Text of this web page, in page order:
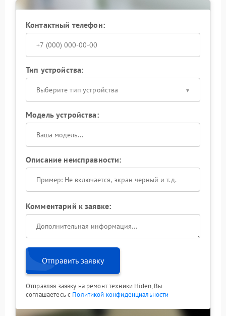
убедиться, что после ремонта панель отражает
Не пытайтесь принудительно включать или
отключать отдельные светодиоды — это не исправит
логику работы схемы. Обратитесь в сервис: точная
диагностика и ремонт вернут панели надежную
информативность.
Контактный телефон:
Тип устройства:
Выберите тип устройства
Модель устройства:
Описание неисправности:
Комментарий к заявке:
Отправить заявку
Отправляя заявку на ремонт техники Hiden, Вы
соглашаетесь с Политикой конфиденциальности